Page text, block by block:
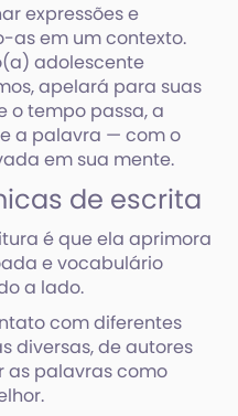
expressões e
as em um contexto.
adolescente
apelará para suas
o tempo passa, a
a palavra — com o
em sua mente.
de escrita
é que ela aprimora
e vocabulário
a lado.
com diferentes
diversas, de autores
as palavras como